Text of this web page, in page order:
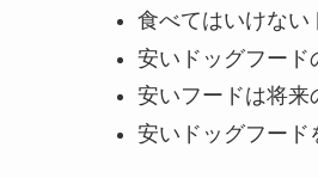
食べてはいけない
安いドッグフード
安いフードは将来
安いドッグフード